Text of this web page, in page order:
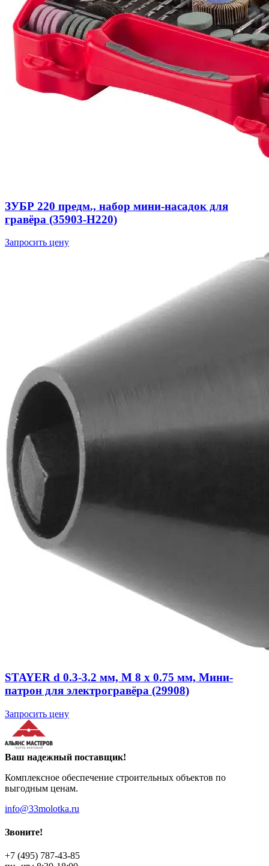
ЗУБР 220 предм., набор мини-насадок для
гравёра (35903-H220)
Запросить цену
STAYER d 0.3-3.2 мм, М 8 х 0.75 мм, Мини-
патрон для электрогравёра (29908)
Запросить цену
Ваш надежный поставщик!
Комплексное обеспечение строительных объектов по
выгодным ценам.
info@33molotka.ru
Звоните!
+7 (495) 787-43-85